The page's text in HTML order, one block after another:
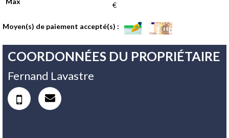
€
Moyen(s) de paiement accepté(s) :
COORDONNÉES DU PROPRIÉTAIRE
Fernand Lavastre